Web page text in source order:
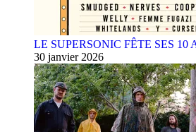
LE SUPERSONIC FÊTE SES 10
30 janvier 2026